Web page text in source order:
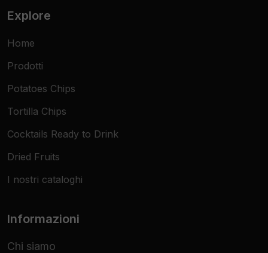
Explore
Home
Prodotti
Potatoes Chips
Tortilla Chips
Cocktails Ready to Drink
Dried Fruits
I nostri cataloghi
Informazioni
Chi siamo